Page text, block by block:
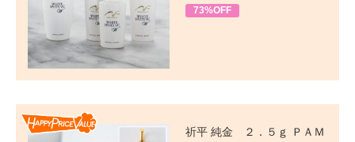
73%OFF
祈平 純金 ２．５ｇ ＰＡＭ